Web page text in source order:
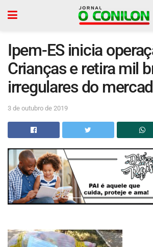
Ipem-ES inicia
Crianças e retira mil
irregulares do
3 de outubro de 2019